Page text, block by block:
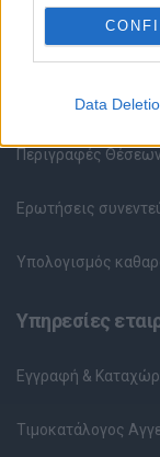
Data
Συμβουλές Καριέρας
HR corner
Περιγραφές
Ερωτήσεις
Υπολογισμός
Υπηρεσίες
Εγγραφή &
Τιμοκατάλογος